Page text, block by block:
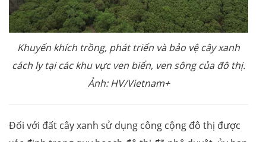
Khuyến khích trồng, phát triển và bảo vệ cây xanh
cách ly tại các khu vực ven biển, ven sông của đô thị.
Ảnh: HV/Vietnam+
Đối với đất cây xanh sử dụng công cộng đô thị được